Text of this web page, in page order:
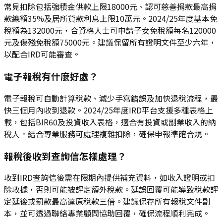
常見扣除包括強積金供款上限18000元、認可慈善捐款最高捐
款總額35%及居所貸款利息上限10萬元。2024/25年度基本免
稅額為132000元，合資格人士可申請子女免稅額每名120000
元及傷殘免稅額75000元。建議保留所有證明文件至少六年，
以配合IRD可能審查。
電子報稅有什麼好處？
電子報稅可自動計算稅款、減少手寫錯誤及加快退稅流程，最
快三個月內收到退款。2024/25年度IRD平台支援多種表格上
載，包括BIR60及投資收入表格，適合有投資或副業收入的納
稅人。結合專業服務可處理複雜扣除，確保申報準確合規。
報稅後收到查詢信怎樣處理？
收到IRD查詢信後需在限期內提供補充資料，如收入證明或扣
除收據，否則可能被評定額外稅款。延誤回覆可能導致稅款評
定延後或罰款最高達原稅款三倍。建議保存所有報稅文件副
本，並可透過聯絡專業顧問協助回覆，確保流程順利完成。